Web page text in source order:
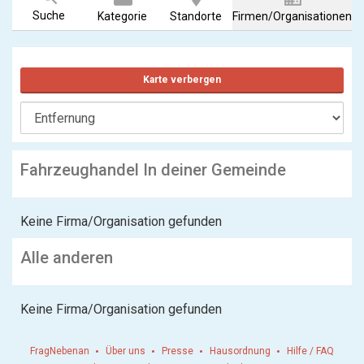
Suche Kategorie Standorte Firmen/Organisationen
Karte verbergen
Fahrzeughandel In deiner Gemeinde
Keine Firma/Organisation gefunden
Alle anderen
Keine Firma/Organisation gefunden
FragNebenan Über uns Presse Hausordnung
Hilfe / FAQ